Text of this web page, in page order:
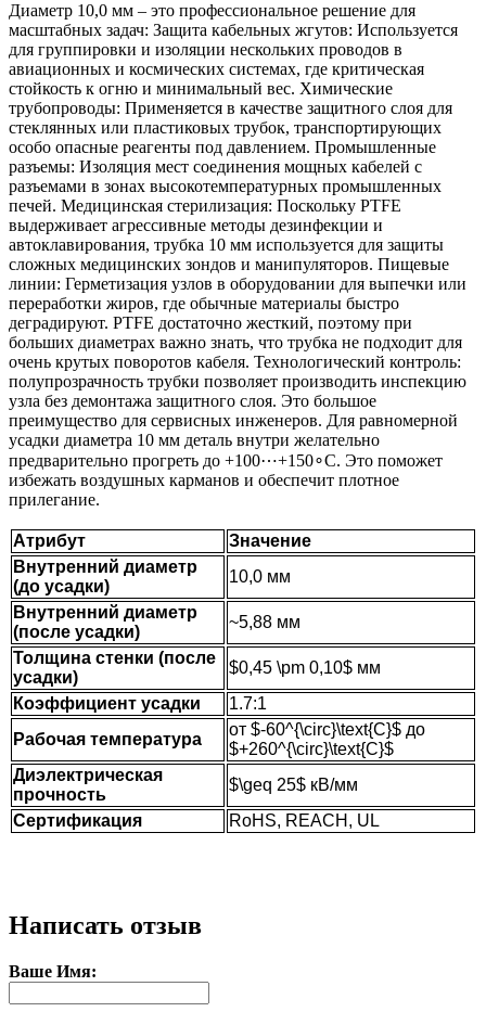
Диаметр 10,0 мм – это профессиональное решение для
масштабных задач: Защита кабельных жгутов: Используется
для группировки и изоляции нескольких проводов в
авиационных и космических системах, где критическая
стойкость к огню и минимальный вес. Химические
трубопроводы: Применяется в качестве защитного слоя для
стеклянных или пластиковых трубок, транспортирующих
особо опасные реагенты под давлением. Промышленные
разъемы: Изоляция мест соединения мощных кабелей с
разъемами в зонах высокотемпературных промышленных
печей. Медицинская стерилизация: Поскольку PTFE
выдерживает агрессивные методы дезинфекции и
автоклавирования, трубка 10 мм используется для защиты
сложных медицинских зондов и манипуляторов. Пищевые
линии: Герметизация узлов в оборудовании для выпечки или
переработки жиров, где обычные материалы быстро
деградируют. PTFE достаточно жесткий, поэтому при
больших диаметрах важно знать, что трубка не подходит для
очень крутых поворотов кабеля. Технологический контроль:
полупрозрачность трубки позволяет производить инспекцию
узла без демонтажа защитного слоя. Это большое
преимущество для сервисных инженеров. Для равномерной
усадки диаметра 10 мм деталь внутри желательно
предварительно прогреть до +100⋯+150∘C. Это поможет
избежать воздушных карманов и обеспечит плотное
прилегание.
Атрибут
Значение
Внутренний диаметр
(до усадки)
10,0 мм
Внутренний диаметр
(после усадки)
~5,88 мм
Толщина стенки (после
усадки)
$0,45 \pm 0,10$ мм
Коэффициент усадки
1.7:1
Рабочая температура
от $-60^{\circ}\text{C}$ до
$+260^{\circ}\text{C}$
Диэлектрическая
прочность
$\geq 25$ кВ/мм
Сертификация
RoHS, REACH, UL
Написать отзыв
Ваше Имя: